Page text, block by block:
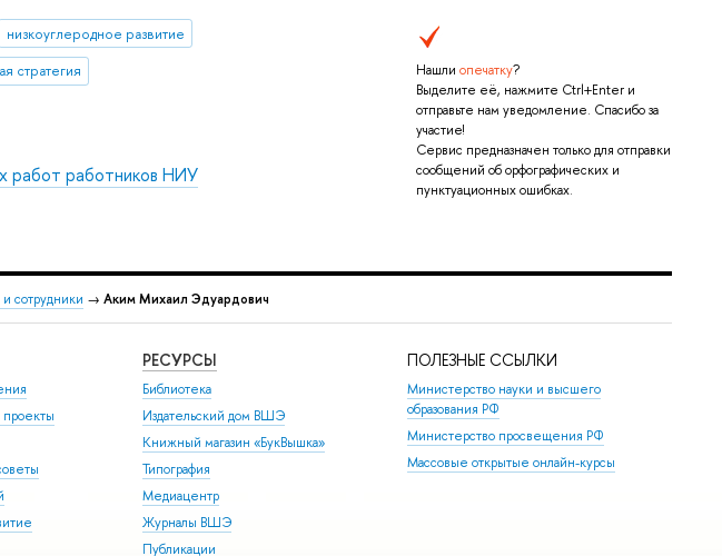
Нашли опечатку?
Выделите её, нажмите Ctrl+Enter и
отправьте нам уведомление. Спасибо за
участие!
Сервис предназначен только для отправки
сообщений об орфографических и
пунктуационных ошибках.
низкоуглеродное развитие
стратегия
работ работников НИУ
сотрудники → Аким Михаил Эдуардович
проекты
РЕСУРСЫ
Библиотека
Издательский дом ВШЭ
Книжный магазин «БукВышка»
Типография
Медиацентр
Журналы ВШЭ
Публикации
ПОЛЕЗНЫЕ ССЫЛКИ
Министерство науки и высшего
образования РФ
Министерство просвещения РФ
Массовые открытые онлайн-курсы